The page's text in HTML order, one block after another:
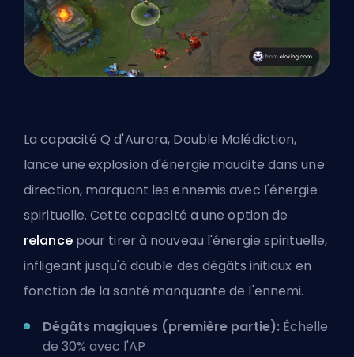
La capacité Q d'Aurora, Double Malédiction,
lance une explosion d'énergie maudite dans une
direction, marquant les ennemis avec l'énergie
spirituelle. Cette capacité a une option de
relancepour tirer à nouveau l'énergie spirituelle,
infligeant jusqu'à double des dégâts initiaux en
fonction de la santé manquante de l'ennemi.
Dégâts magiques (première partie): Échelle
de 30% avec l'AP